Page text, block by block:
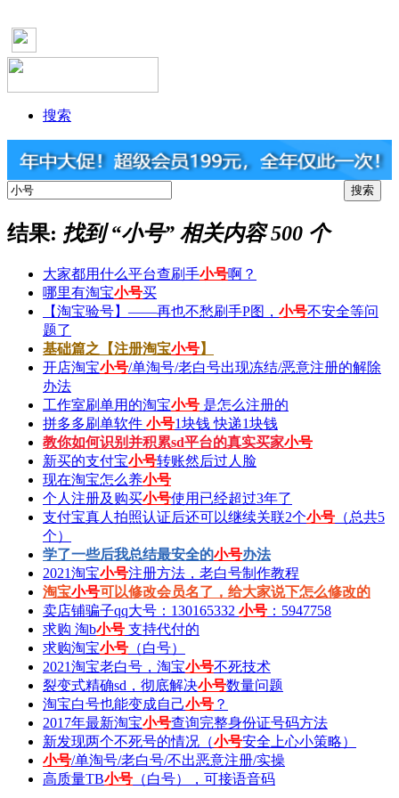
搜索
结果: 找到 “小号” 相关内容 500 个
大家都用什么平台查刷手小号啊？
哪里有淘宝小号买
【淘宝验号】——再也不愁刷手P图， 小号不安全等问
题了
基础篇之【注册淘宝小号】
开店淘宝小号/单淘号/老白号出现冻结/恶意注册的解除
办法
工作室刷单用的淘宝小号 是怎么注册的
拼多多刷单软件 小号1块钱 快递1块钱
教你如何识别并积累sd平台的真实买家小号
新买的支付宝小号转账然后过人脸
现在淘宝怎么养小号
个人注册及购买小号使用已经超过3年了
支付宝真人拍照认证后还可以继续关联2个小号 （总共5
个）
学了一些后我总结最安全的小号办法
2021淘宝小号注册方法，老白号制作教程
淘宝小号可以修改会员名了，给大家说下怎么修改的
卖店铺骗子qq大号：130165332 小号 ：5947758
求购 淘b小号 支持代付的
求购淘宝小号 （白号）
2021淘宝老白号，淘宝小号不死技术
裂变式精确sd，彻底解决小号数量问题
淘宝白号也能变成自己小号 ？
2017年最新淘宝小号查询完整身份证号码方法
新发现两个不死号的情况（小号安全上心小策略）
小号/单淘号/老白号/不出恶意注册/实操
高质量TB小号 （白号），可接语音码